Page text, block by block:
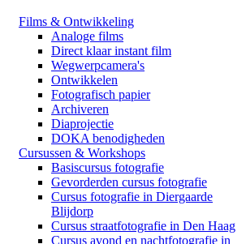
Films & Ontwikkeling
Analoge films
Direct klaar instant film
Wegwerpcamera's
Ontwikkelen
Fotografisch papier
Archiveren
Diaprojectie
DOKA benodigheden
Cursussen & Workshops
Basiscursus fotografie
Gevorderden cursus fotografie
Cursus fotografie in Diergaarde
Blijdorp
Cursus straatfotografie in Den Haag
Cursus avond en nachtfotografie in